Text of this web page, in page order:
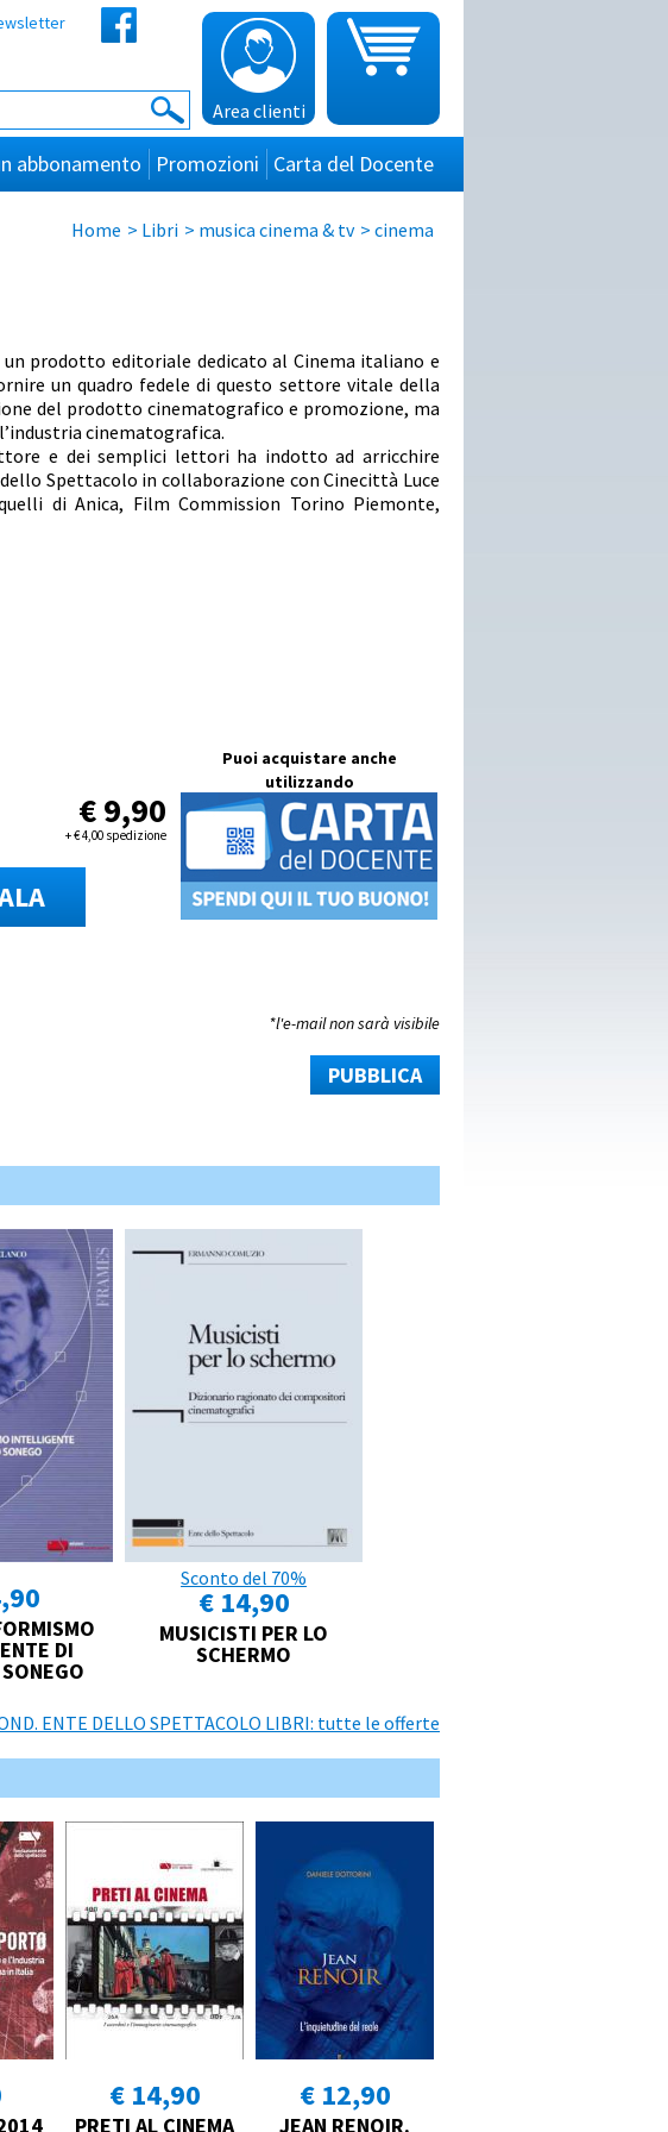
Area clienti
abbonamento Promozioni Carta del Docente
Home > Libri > musica cinema & tv > cinema
prodotto editoriale dedicato al Cinema italiano e
un quadro fedele di questo settore vitale della
del prodotto cinematografico e promozione, ma
cinematografica.
e dei semplici lettori ha indotto ad arricchire
Spettacolo in collaborazione con Cinecittà Luce
di Anica, Film Commission Torino Piemonte,
€9,90
+€4,00 spedizione
Puoi acquistare anche
utilizzando
*l'e-mail non sarà visibile
PUBBLICA
DI
Sconto del 70%
€ 14,90
MUSICISTI PER LO
SCHERMO
ENTE DELLO SPETTACOLO LIBRI: tutte le offerte
€ 14,90
PRETI AL CINEMA
€ 12,90
JEAN RENOIR.